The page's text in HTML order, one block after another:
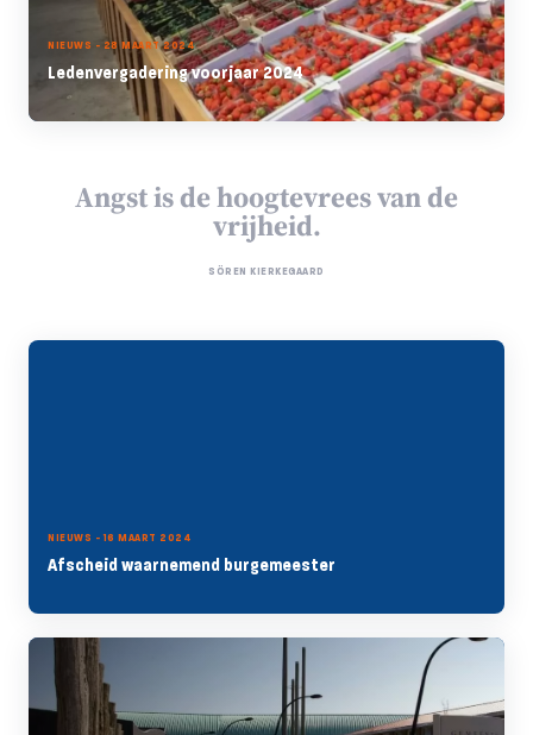
NIEUWS - 28 MAART 2024
Ledenvergadering voorjaar 2024
Angst is de hoogtevrees van de
vrijheid.
SÖREN KIERKEGAARD
NIEUWS - 16 MAART 2024
Afscheid waarnemend burgemeester